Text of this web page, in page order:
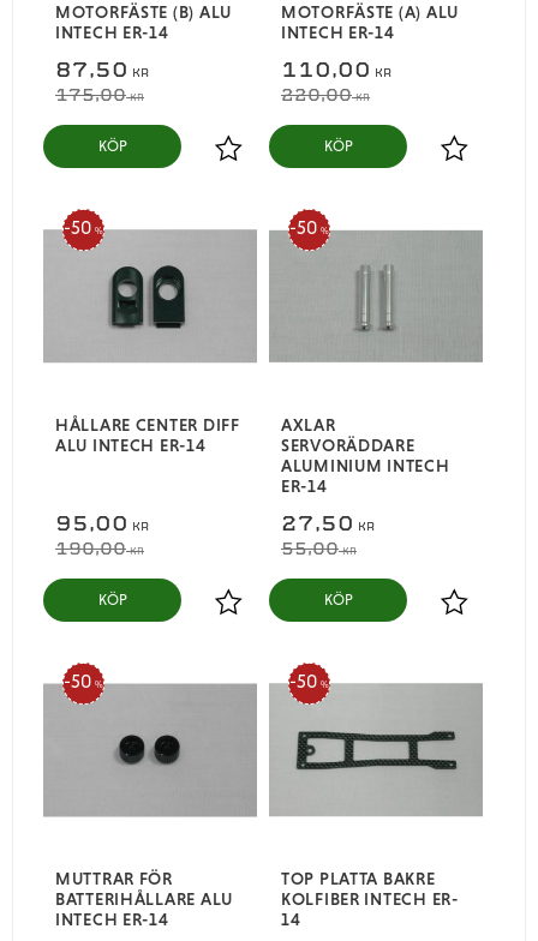
MOTORFÄSTE (B) ALU
INTECH ER-14
87,50 KR
175,00KR
Lägg till i favoriter
KÖP
MOTORFÄSTE (A) ALU
INTECH ER-14
110,00 KR
220,00KR
Lägg till i
KÖP
HÅLLARE CENTER DIFF
ALU INTECH ER-14
95,00 KR
190,00KR
50 %
Lägg till i favoriter
KÖP
AXLAR
SERVORÄDDARE
ALUMINIUM INTECH
ER-14
27,50 KR
55,00KR
50 %
Lägg till i
KÖP
MUTTRAR FÖR
BATTERIHÅLLARE ALU
INTECH ER-14
50 %
TOP PLATTA BAKRE
KOLFIBER INTECH ER-
14
50 %